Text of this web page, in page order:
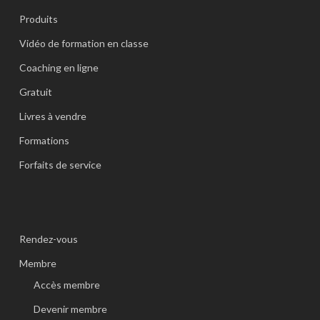
Produits
Vidéo de formation en classe
Coaching en ligne
Gratuit
Livres à vendre
Formations
Forfaits de service
Rendez-vous
Membre
Accès membre
Devenir membre